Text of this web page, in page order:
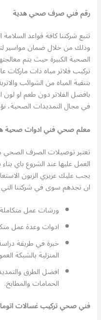
رقم فني صرف صحي هدية
تتبع شركتنا كافة قواعد
وذلك من خلال ضمان مواسير
الصحية الكبيرة حيث يتم
تركيب فلاتر مياه ذات ماركات
بتنقية المياه من الشوائب
بافضل الفلاتر دون طعم او
في مجال التمديدات
معلم صحي فني ادوات صحية
تعتبر توصيلات الصرف الصحي
العمل عليها عند الشروع باي
يجب عليك عزيزي الزبون
ان تجدهم سوى في شركتنا التي
ورشات عمل
ادوات وعدة عمل
خبرة في طريقة
المنزلية بالشبكة
افضل الطرق
الحمامات والمطابخ.
فني صحي تركيب غسالات